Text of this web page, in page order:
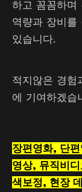
하고 꼼꼼하며
역량과 장비를
있습니다.
적지않은 경험
에 기여하겠습
장편영화, 단
영상, 뮤직비
색보정, 현장